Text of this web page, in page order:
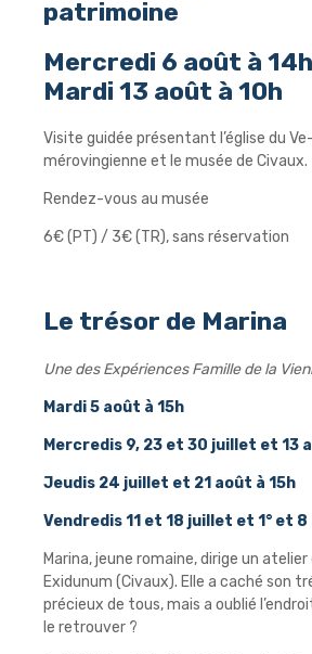
patrimoine
Mercredi 6 août à
Mardi 13 août à 10h
Visite guidée présentant l’église du
mérovingienne et le musée de Civaux.
Rendez-vous au musée
6€ (PT) / 3€ (TR), sans réservation
Le trésor de Marina
Une des Expériences Famille de la
Mardi 5 août à 15h
Mercredis 9, 23 et 30 juillet et 13
Jeudis 24 juillet et 21 août à 15h
Vendredis 11 et 18 juillet et 1° et 8
Marina, jeune romaine, dirige un
Exidunum (Civaux). Elle a caché son
précieux de tous, mais a oublié
le retrouver ?